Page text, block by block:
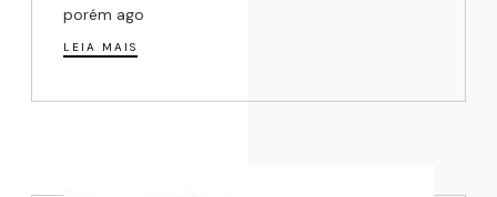
porém ago
LEIA MAIS